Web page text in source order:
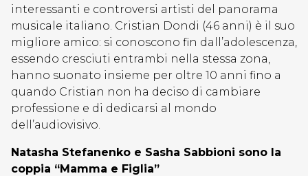
interessanti e controversi artisti del panorama
musicale italiano. Cristian Dondi (46 anni) è il suo
migliore amico: si conoscono fin dall’adolescenza,
essendo cresciuti entrambi nella stessa zona,
hanno suonato insieme per oltre 10 anni fino a
quando Cristian non ha deciso di cambiare
professione e di dedicarsi al mondo
dell’audiovisivo.
Natasha Stefanenko e Sasha Sabbioni sono la
coppia “Mamma e Figlia”